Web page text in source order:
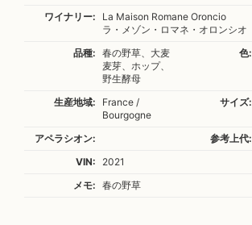
ワイナリー:
La Maison Romane Oroncio
ラ・メゾン・ロマネ・オロンシオ
品種:
春の野草、大麦
麦芽、ホップ、
野生酵母
色:
生産地域:
France /
Bourgogne
サイズ:
アペラシオン: 参考上代:
VIN:
2021
メモ:
春の野草